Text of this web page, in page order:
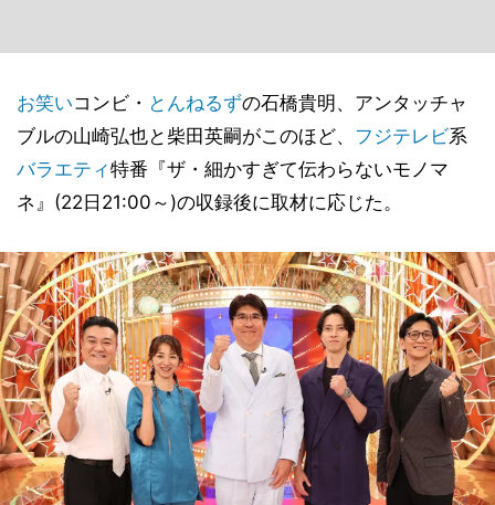
お笑いコンビ・ とんねるずの石橋貴明、アンタッチャ
ブルの山崎弘也と柴田英嗣がこのほど、 フジテレビ系
バラエティ特番『ザ・細かすぎて伝わらないモノマ
ネ』(22日21:00～)の収録後に取材に応じた。